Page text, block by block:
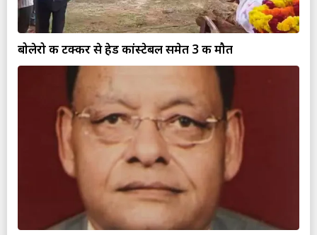
बोलेरो की टक्कर से हेड कांस्टेबल समेत 3 की मौत